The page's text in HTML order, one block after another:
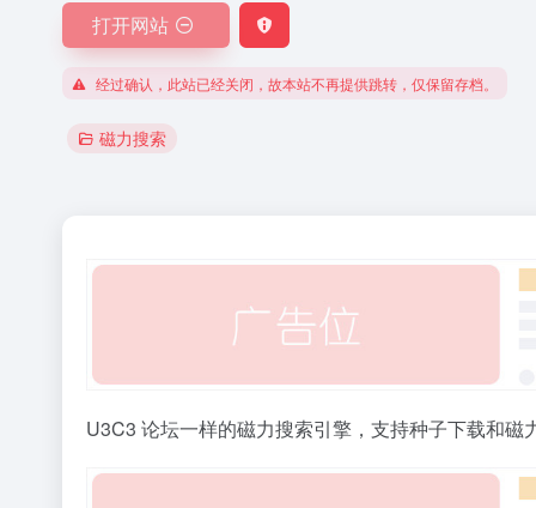
打开网站
经过确认，此站已经关闭，故本站不再提供跳转，仅保留存档。
磁力搜索
U3C3 论坛一样的磁力搜索引擎，支持种子下载和磁